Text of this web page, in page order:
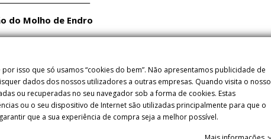
do Molho de Endro
(120 gr.)
(2 raminhos)
isso que só usamos “cookies do bem”. Não apresentamos publicidade de
dados dos nossos utilizadores a outras empresas. Quando visita o nosso
ou recuperadas no seu navegador sob a forma de cookies. Estas
ou o seu dispositivo de Internet são utilizadas principalmente para que o
que a sua experiência de compra seja a melhor possível.